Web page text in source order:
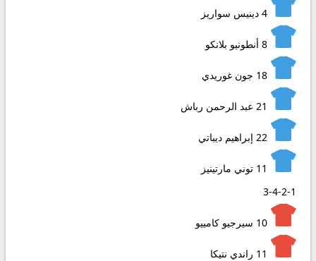
4 دينيس سواريز
8 أنطونيو بلانكو
18 جون غوريدي
21 عبد الرحمن رباش
22 إبراهيم ديباتي
11 توني مارتينيز
3-4-2-1
10 سيرجيو كامييو
11 راندي نتيكا